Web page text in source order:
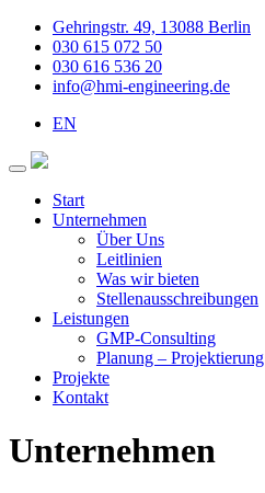
Gehringstr. 49, 13088 Berlin
030 615 072 50
030 616 536 20
info@hmi-engineering.de
EN
Start
Unternehmen
Über Uns
Leitlinien
Was wir bieten
Stellenausschreibungen
Leistungen
GMP-Consulting
Planung – Projektierung
Projekte
Kontakt
Unternehmen